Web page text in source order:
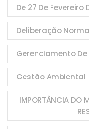
De 27 De Fevereiro
Deliberação
Gerenciamento De
Gestão Ambiental
IMPORTÂNCIA DO